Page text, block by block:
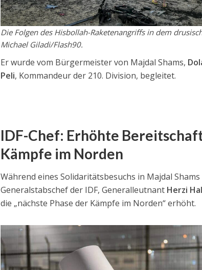
Die Folgen des Hisbollah-Raketenangriffs in dem
Michael Giladi/Flash90.
Er wurde vom Bürgermeister von Majdal Shams,
Peli, Kommandeur der 210. Division, begleitet.
IDF-Chef: Erhöhte
Kämpfe im Norden
Während eines Solidaritätsbesuchs in Majdal
Generalstabschef der IDF, Generalleutnant Herzi
die „nächste Phase der Kämpfe im Norden“ erhöht.